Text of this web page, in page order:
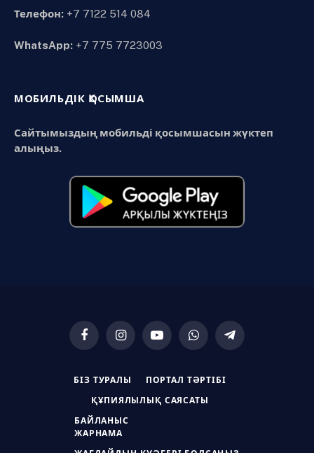
Телефон: +7 7122 514 084
WhatsApp: +7 775 7723003
МОБИЛЬДІК ҚОСЫМША
Сайтымыздың мобильді қосымшасын жүктеп
алыңыз.
FacebookInstagramYouTubeWhatsAppTelegram
БІЗ ТУРАЛЫ ПОРТАЛ ТӘРТІБІ
ҚҰПИЯЛЫЛЫҚ САЯСАТЫ
БАЙЛАНЫС
ЖАРНАМА